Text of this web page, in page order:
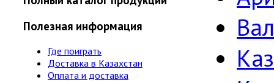
Полезная информация
Где поиграть
Доставка в Казахстан
Оплата и доставка